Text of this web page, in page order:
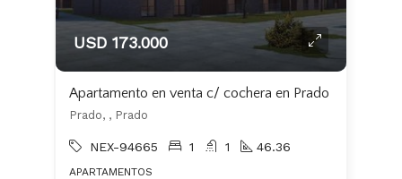
USD 173.000
Apartamento en venta c/ cochera en Prado
Prado, , Prado
NEX-94665 1 1 46.36
APARTAMENTOS